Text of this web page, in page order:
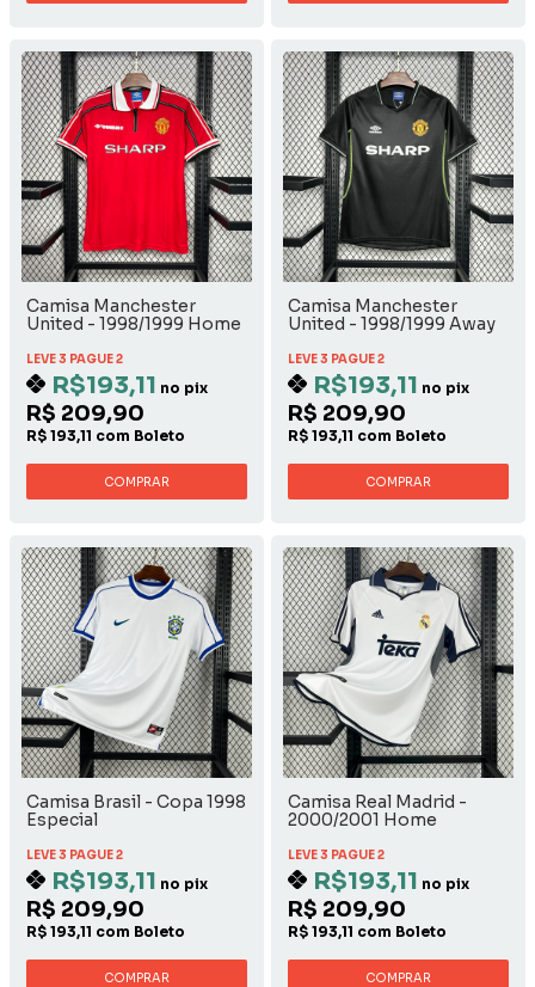
Camisa Manchester
United - 1998/1999 Home
LEVE 3 PAGUE 2
R$193,11 no pix
R$ 209,90
R$ 193,11 com Boleto
COMPRAR
Camisa Manchester
United - 1998/1999 Away
LEVE 3 PAGUE 2
R$193,11 no pix
R$ 209,90
R$ 193,11 com Boleto
COMPRAR
Camisa Brasil - Copa 1998
Especial
LEVE 3 PAGUE 2
R$193,11 no pix
R$ 209,90
R$ 193,11 com Boleto
COMPRAR
Camisa Real Madrid -
2000/2001 Home
LEVE 3 PAGUE 2
R$193,11 no pix
R$ 209,90
R$ 193,11 com Boleto
COMPRAR